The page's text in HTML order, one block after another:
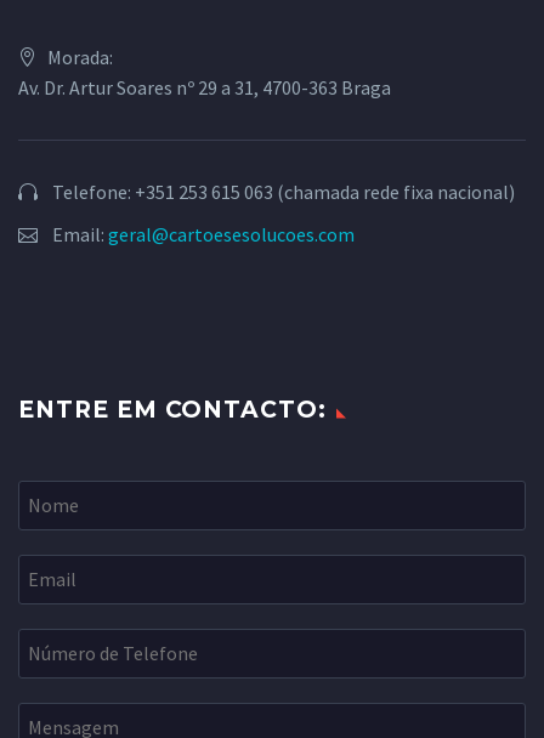
Morada:
Av. Dr. Artur Soares nº 29 a 31, 4700-363 Braga
Telefone: +351 253 615 063 (chamada rede fixa nacional)
Email: geral@cartoesesolucoes.com
ENTRE EM CONTACTO: